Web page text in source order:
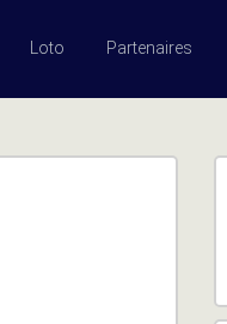
Loto Partenaires